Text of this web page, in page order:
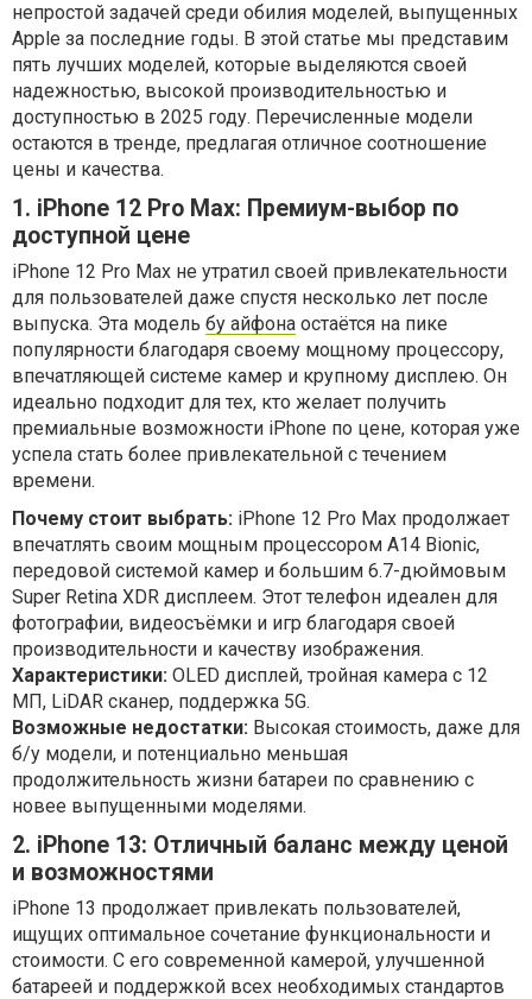
непростой задачей среди обилия моделей, выпущенных
Apple за последние годы. В этой статье мы представим
пять лучших моделей, которые выделяются своей
надежностью, высокой производительностью и
доступностью в 2025 году. Перечисленные модели
остаются в тренде, предлагая отличное соотношение
цены и качества.
1. iPhone 12 Pro Max: Премиум-выбор по
доступной цене
iPhone 12 Pro Max не утратил своей привлекательности
для пользователей даже спустя несколько лет после
выпуска. Эта модель бу айфона остаётся на пике
популярности благодаря своему мощному процессору,
впечатляющей системе камер и крупному дисплею. Он
идеально подходит для тех, кто желает получить
премиальные возможности iPhone по цене, которая уже
успела стать более привлекательной с течением
времени.
Почему стоит выбрать: iPhone 12 Pro Max продолжает
впечатлять своим мощным процессором A14 Bionic,
передовой системой камер и большим 6.7-дюймовым
Super Retina XDR дисплеем. Этот телефон идеален для
фотографии, видеосъёмки и игр благодаря своей
производительности и качеству изображения.
Характеристики: OLED дисплей, тройная камера с 12
МП, LiDAR сканер, поддержка 5G.
Возможные недостатки: Высокая стоимость, даже для
б/у модели, и потенциально меньшая
продолжительность жизни батареи по сравнению с
новее выпущенными моделями.
2. iPhone 13: Отличный баланс между ценой
и возможностями
iPhone 13 продолжает привлекать пользователей,
ищущих оптимальное сочетание функциональности и
стоимости. С его современной камерой, улучшенной
батареей и поддержкой всех необходимых стандартов